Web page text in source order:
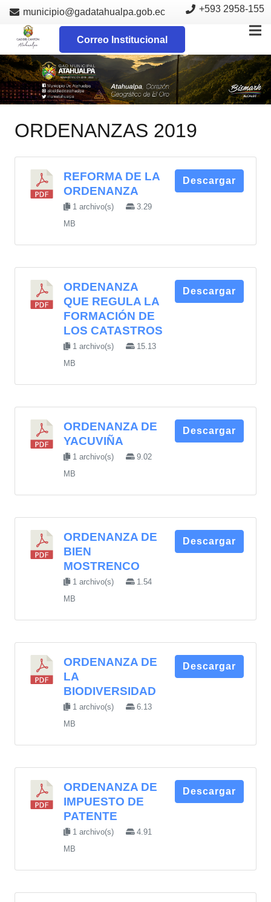
municipio@gadatahualpa.gob.ec +593 2958-155
Correo Institucional
ORDENANZAS 2019
REFORMA DE LA
ORDENANZA
1 archivo(s)
3.29
MB
Descargar
ORDENANZA
QUE REGULA LA
FORMACIÓN DE
LOS CATASTROS
1 archivo(s)
15.13
MB
Descargar
ORDENANZA DE
YACUVIÑA
1 archivo(s)
9.02
MB
Descargar
ORDENANZA DE
BIEN
MOSTRENCO
1 archivo(s)
1.54
MB
Descargar
ORDENANZA DE
LA
BIODIVERSIDAD
1 archivo(s)
6.13
MB
Descargar
ORDENANZA DE
IMPUESTO DE
PATENTE
1 archivo(s)
4.91
MB
Descargar